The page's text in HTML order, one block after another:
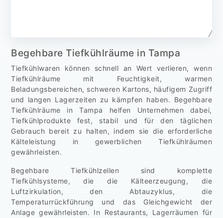
Begehbare Tiefkühlräume in Tampa
Tiefkühlwaren können schnell an Wert verlieren, wenn
Tiefkühlräume mit Feuchtigkeit, warmen
Beladungsbereichen, schweren Kartons, häufigem Zugriff
und langen Lagerzeiten zu kämpfen haben. Begehbare
Tiefkühlräume in Tampa helfen Unternehmen dabei,
Tiefkühlprodukte fest, stabil und für den täglichen
Gebrauch bereit zu halten, indem sie die erforderliche
Kälteleistung in gewerblichen Tiefkühlräumen
gewährleisten.
Begehbare Tiefkühlzellen sind komplette
Tiefkühlsysteme, die die Kälteerzeugung, die
Luftzirkulation, den Abtauzyklus, die
Temperaturrückführung und das Gleichgewicht der
Anlage gewährleisten. In Restaurants, Lagerräumen für